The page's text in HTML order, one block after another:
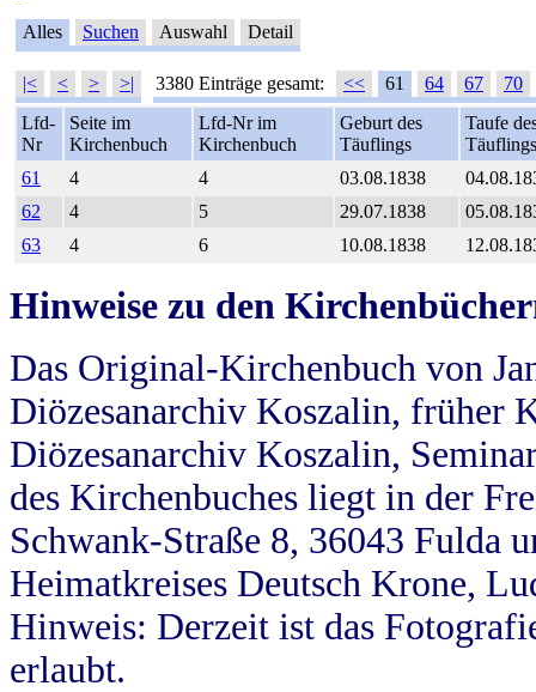
Alles Suchen Auswahl Detail
|< < > >| 3380 Einträge gesamt: << 61 64 67
70
Lfd-
Nr
Seite im
Kirchenbuch
Lfd-Nr im
Kirchenbuch
Geburt des
Täuflings
Taufe
Täuflings
61
4 4 03.08.1838
62
4 5 29.07.1838
63
4 6 10.08.1838
Hinweise zu den
Das Original-Kirchenbuch von
Diözesanarchiv Koszalin, früher
Diözesanarchiv Koszalin,
des Kirchenbuches liegt in der
Schwank-Straße 8, 36043 Fulda
Heimatkreises Deutsch Krone,
Hinweis: Derzeit ist das
erlaubt.